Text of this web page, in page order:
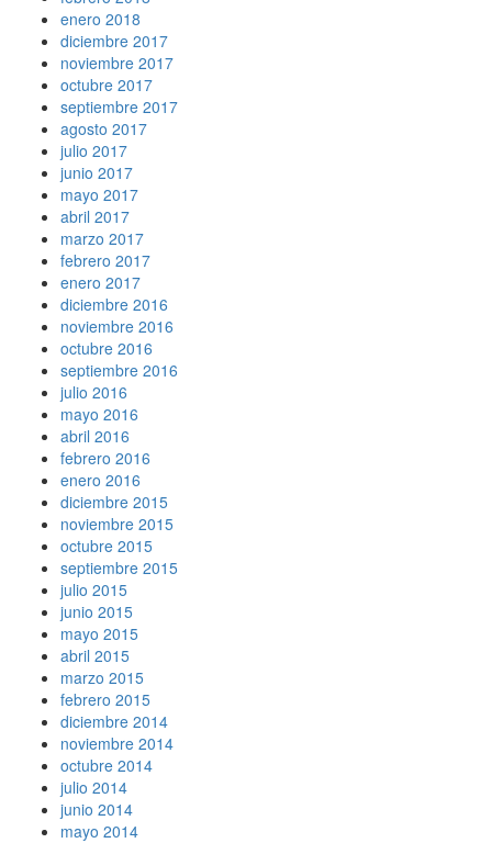
enero 2018
diciembre 2017
noviembre 2017
octubre 2017
septiembre 2017
agosto 2017
julio 2017
junio 2017
mayo 2017
abril 2017
marzo 2017
febrero 2017
enero 2017
diciembre 2016
noviembre 2016
octubre 2016
septiembre 2016
julio 2016
mayo 2016
abril 2016
febrero 2016
enero 2016
diciembre 2015
noviembre 2015
octubre 2015
septiembre 2015
julio 2015
junio 2015
mayo 2015
abril 2015
marzo 2015
febrero 2015
diciembre 2014
noviembre 2014
octubre 2014
julio 2014
junio 2014
mayo 2014